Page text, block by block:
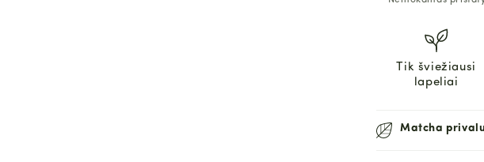
Tik šviežiausi
lapeliai
Matcha